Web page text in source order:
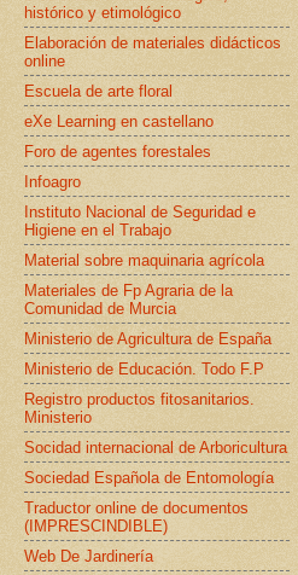
histórico y etimológico
Elaboración de materiales didácticos
online
Escuela de arte floral
eXe Learning en castellano
Foro de agentes forestales
Infoagro
Instituto Nacional de Seguridad e
Higiene en el Trabajo
Material sobre maquinaria agrícola
Materiales de Fp Agraria de la
Comunidad de Murcia
Ministerio de Agricultura de España
Ministerio de Educación. Todo F.P
Registro productos fitosanitarios.
Ministerio
Socidad internacional de Arboricultura
Sociedad Española de Entomología
Traductor online de documentos
(IMPRESCINDIBLE)
Web De Jardinería